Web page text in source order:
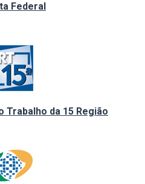
Federal
Trabalho da 15 Região